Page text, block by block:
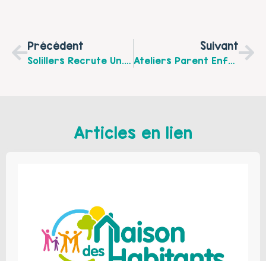
Précédent
Solillers Recrute Un.e Chargé.e De La Fonction Accueil & Accompagnement Et Un.e Médiateur.trice Social.e
Suivant
Ateliers Parent Enfant Yoga Le Samedi 10 Décembre 2022
Articles en lien